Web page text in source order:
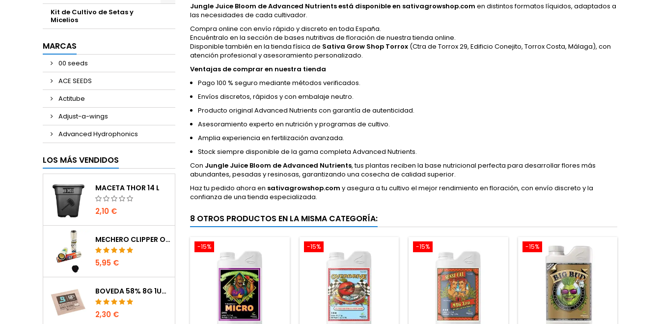
Kit de Cultivo de Setas y
Micelios
MARCAS
00 seeds
ACE SEEDS
Actitube
Adjust-a-wings
Advanced Hydrophonics
LOS MÁS VENDIDOS
MACETA THOR 14 L
2,10 €
MECHERO CLIPPER OCULTACIÓN
5,95 €
BOVEDA 58% 8G 1UDS
2,30 €
Jungle Juice Bloom de Advanced Nutrients está disponible en sativagrowshop.com en distintos formatos líquidos, adaptados a
las necesidades de cada cultivador.
Compra online con envío rápido y discreto en toda España.
Encuéntralo en la sección de bases nutritivas de floración de nuestra tienda online.
Disponible también en la tienda física de Sativa Grow Shop Torrox (Ctra de Torrox 29, Edificio Conejito, Torrox Costa, Málaga), con
atención profesional y asesoramiento personalizado.
Ventajas de comprar en nuestra tienda
Pago 100 % seguro mediante métodos verificados.
Envíos discretos, rápidos y con embalaje neutro.
Producto original Advanced Nutrients con garantía de autenticidad.
Asesoramiento experto en nutrición y programas de cultivo.
Amplia experiencia en fertilización avanzada.
Stock siempre disponible de la gama completa Advanced Nutrients.
Con Jungle Juice Bloom de Advanced Nutrients, tus plantas reciben la base nutricional perfecta para desarrollar flores más
abundantes, pesadas y resinosas, garantizando una cosecha de calidad superior.
Haz tu pedido ahora en sativagrowshop.com y asegura a tu cultivo el mejor rendimiento en floración, con envío discreto y la
confianza de una tienda especializada.
8 OTROS PRODUCTOS EN LA MISMA CATEGORÍA:
-15% -15% -15% -15%